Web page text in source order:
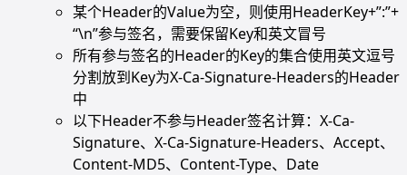
某个Header的Value为空，则使用HeaderKey+”:”+
“\n”参与签名，需要保留Key和英文冒号
所有参与签名的Header的Key的集合使用英文逗号
分割放到Key为X-Ca-Signature-Headers的Header
中
以下Header不参与Header签名计算：X-Ca-
Signature、X-Ca-Signature-Headers、Accept、
Content-MD5、Content-Type、Date